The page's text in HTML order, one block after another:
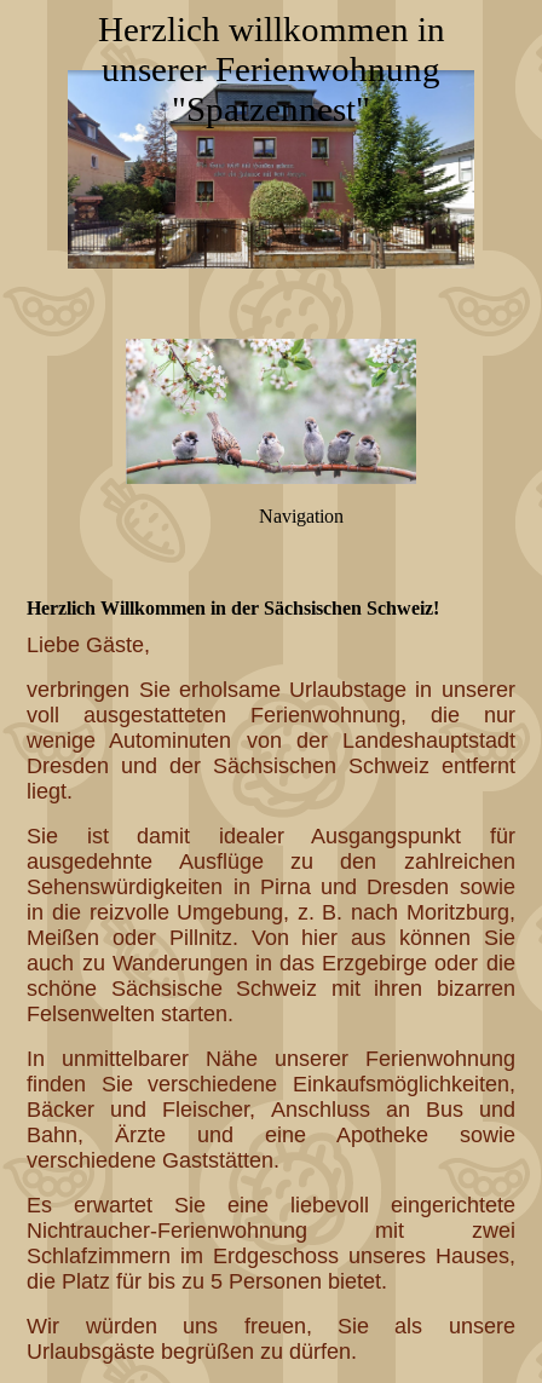
Herzlich willkommen in
unserer Ferienwohnung
"Spatzennest"
Navigation
Herzlich Willkommen in der Sächsischen Schweiz!
Liebe Gäste,
verbringen Sie erholsame Urlaubstage in unserer
voll ausgestatteten Ferienwohnung, die nur
wenige Autominuten von der Landeshauptstadt
Dresden und der Sächsischen Schweiz entfernt
liegt.
Sie ist damit idealer Ausgangspunkt für
ausgedehnte Ausflüge zu den zahlreichen
Sehenswürdigkeiten in Pirna und Dresden sowie
in die reizvolle Umgebung, z. B. nach Moritzburg,
Meißen oder Pillnitz. Von hier aus können Sie
auch zu Wanderungen in das Erzgebirge oder die
schöne Sächsische Schweiz mit ihren bizarren
Felsenwelten starten.
In unmittelbarer Nähe unserer Ferienwohnung
finden Sie verschiedene Einkaufsmöglichkeiten,
Bäcker und Fleischer, Anschluss an Bus und
Bahn, Ärzte und eine Apotheke sowie
verschiedene Gaststätten.
Es erwartet Sie eine liebevoll eingerichtete
Nichtraucher-Ferienwohnung mit zwei
Schlafzimmern im Erdgeschoss unseres Hauses,
die Platz für bis zu 5 Personen bietet.
Wir würden uns freuen, Sie als unsere
Urlaubsgäste begrüßen zu dürfen.